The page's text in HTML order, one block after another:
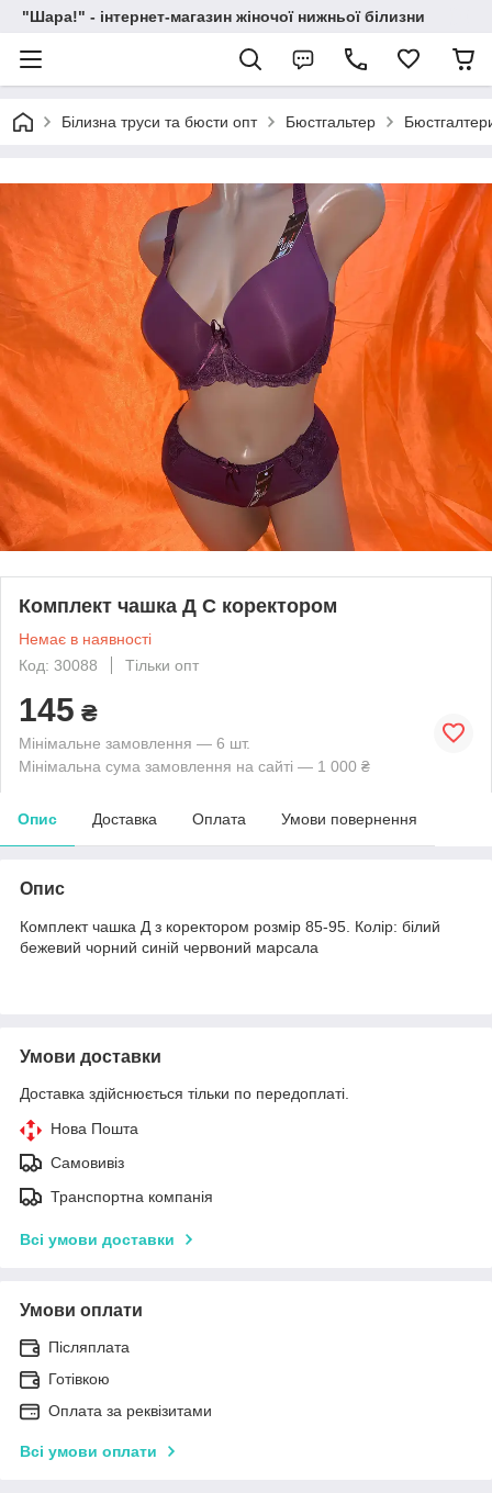
"Шара!" - інтернет-магазин жіночої нижньої білизни
Білизна труси та бюсти опт Бюстгальтер
Комплект чашка Д С коректором
Немає в наявності
Код: 30088
Тільки опт
145 ₴
Мінімальне замовлення — 6 шт.
Мінімальна сума замовлення на сайті — 1 000 ₴
Опис Доставка Оплата Умови повернення
Опис
Комплект чашка Д з коректором розмір 85-95. Колір: білий
бежевий чорний синій червоний марсала
Умови доставки
Доставка здійснюється тільки по передоплаті.
Нова Пошта
Самовивіз
Транспортна компанія
Всі умови доставки
Умови оплати
Післяплата
Готівкою
Оплата за реквізитами
Всі умови оплати